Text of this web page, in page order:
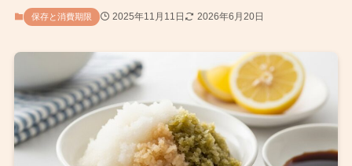
保存と消費期限 2025年11月11日 2026年6月20日